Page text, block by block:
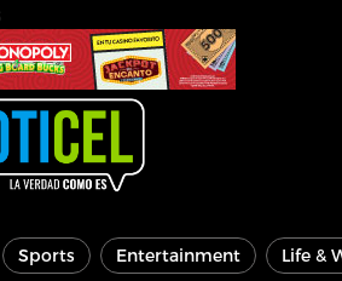
Sports Entertainment Life &